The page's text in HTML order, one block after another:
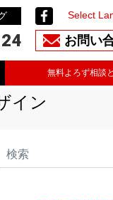
Select
お問い
無料よろず相談
イン